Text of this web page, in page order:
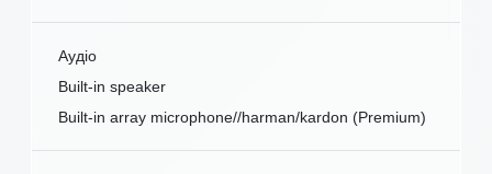
Аудіо
Built-in speaker
Built-in array microphone//harman/kardon (Premium)